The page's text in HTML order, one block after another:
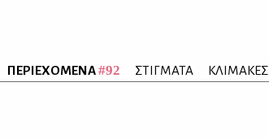
ΠΕΡΙΕΧΟΜΕΝΑ#92 ΣΤΙΓΜΑΤΑ ΚΛΙΜΑΚΕΣ